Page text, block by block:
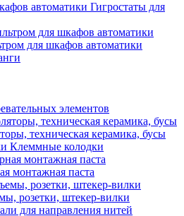
Гигростаты для
для шкафов автоматики
элементов
техническая керамика, бусы
Клеммные колодки
монтажная паста
розетки, штекер-вилки